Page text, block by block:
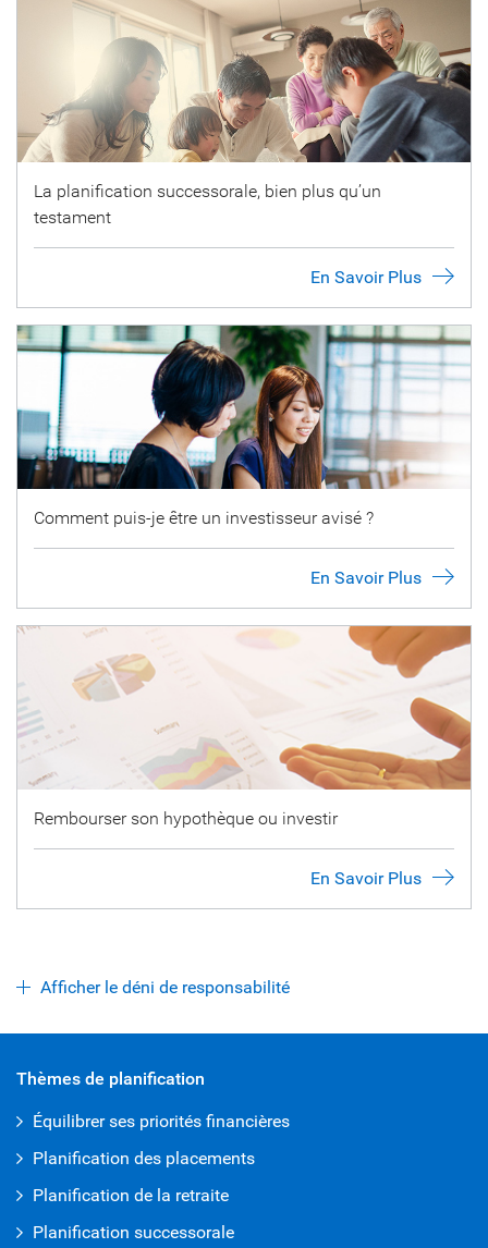
La planification successorale, bien plus qu’un
testament
En Savoir Plus
Comment puis-je être un investisseur avisé ?
En Savoir Plus
Rembourser son hypothèque ou investir
En Savoir Plus
Afficher le déni de responsabilité
Thèmes de planification
Équilibrer ses priorités financières
Planification des placements
Planification de la retraite
Planification successorale